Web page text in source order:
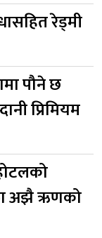
रेड्मी
पौने छ
प्रिमियम
अझै ऋणको